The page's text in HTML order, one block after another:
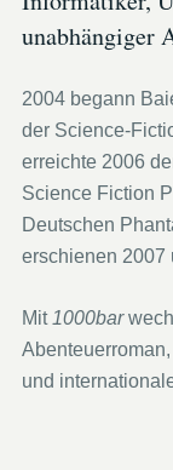
unabhängiger
2004 begann
der Science-
erreichte 2006
Science Fiction
Deutschen
erschienen 2007
Mit 1000bar
und